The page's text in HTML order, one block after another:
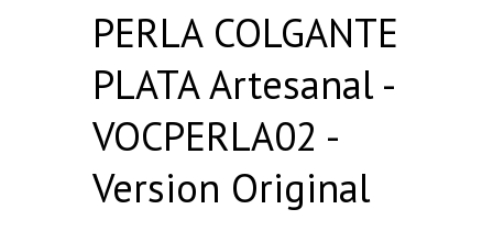
PERLA COLGANTE
PLATA Artesanal -
VOCPERLA02 -
Version Original